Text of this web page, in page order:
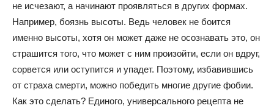
не исчезают, а начинают проявляться в других формах.
Например, боязнь высоты. Ведь человек не боится
именно высоты, хотя он может даже не осознавать это, он
страшится того, что может с ним произойти, если он вдруг,
сорвется или оступится и упадет. Поэтому, избавившись
от страха смерти, можно победить многие другие фобии.
Как это сделать? Единого, универсального рецепта не